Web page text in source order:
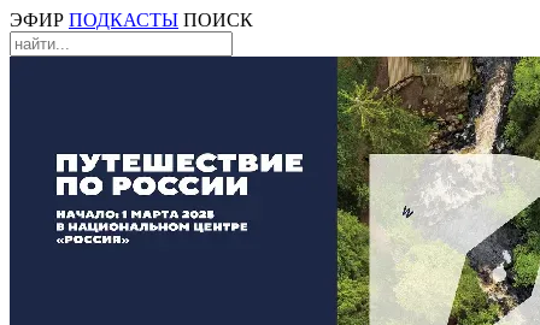
ЭФИР ПОДКАСТЫ ПОИСК